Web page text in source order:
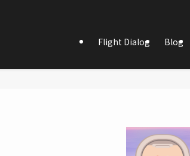
Flight Dialog Blog